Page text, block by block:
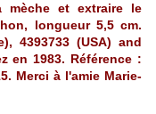
mèche et extraire le
longueur 5,5 cm.
4393733 (USA) and
en 1983. Référence :
Merci à l'amie Marie-